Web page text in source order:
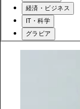
経済・ビジネス
IT・科学
グラビア